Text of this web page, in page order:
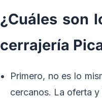
¿Cuáles son
cerrajería
Primero, no es lo
cercanos. La oferta